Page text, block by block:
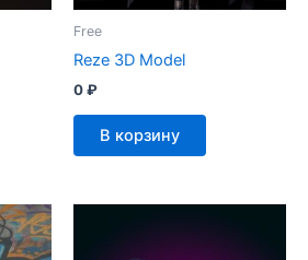
Free
Reze 3D Model
0₽
В корзину